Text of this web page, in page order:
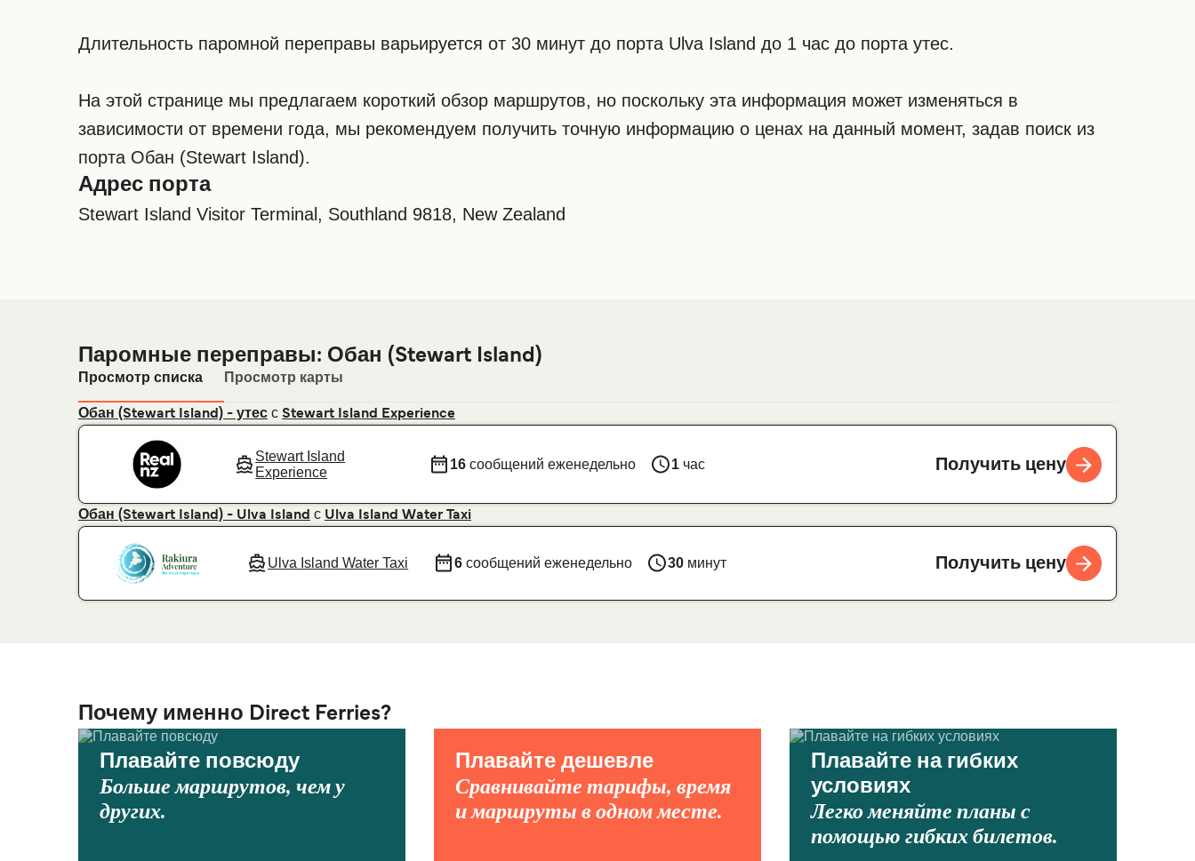
Длительность паромной переправы варьируется от 30 минут до порта Ulva Island до 1 час до порта утес.
На этой странице мы предлагаем короткий обзор маршрутов, но поскольку эта информация может изменяться в
зависимости от времени года, мы рекомендуем получить точную информацию о ценах на данный момент, задав поиск из
порта Обан (Stewart Island).
Адрес порта
Stewart Island Visitor Terminal, Southland 9818, New Zealand
Паромные переправы: Обан (Stewart Island)
Просмотр списка Просмотр карты
Обан (Stewart Island) - утес с Stewart Island Experience
Stewart Island
Experience
16 сообщений еженедельно 1 час Получить цену
Обан (Stewart Island) - Ulva Island с Ulva Island Water Taxi
Ulva Island Water Taxi 6 сообщений еженедельно 30 минут Получить цену
Почему именно Direct Ferries?
Плавайте повсюду
Больше маршрутов, чем у
других.
Плавайте дешевле
Сравнивайте тарифы, время
и маршруты в одном месте.
Плавайте на гибких
условиях
Легко меняйте планы с
помощью гибких билетов.